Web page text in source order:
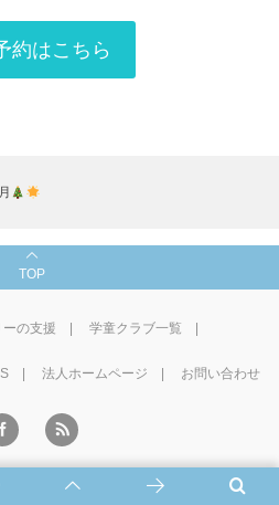
約はこちら
TOP
ーの支援 学童クラブ一覧
法人ホームページ お問い合わせ
学童CLUB merry attic